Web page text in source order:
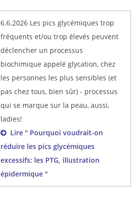
6.6.2026 Les pics glycémiques trop
fréquents et/ou trop élevés peuvent
déclencher un processus
biochimique appelé glycation, chez
les personnes les plus sensibles (et
pas chez tous, bien sûr) - processus
qui se marque sur la peau, aussi,
ladies!
Lire " Pourquoi voudrait-on
réduire les pics glycémiques
excessifs: les PTG, illustration
épidermique "